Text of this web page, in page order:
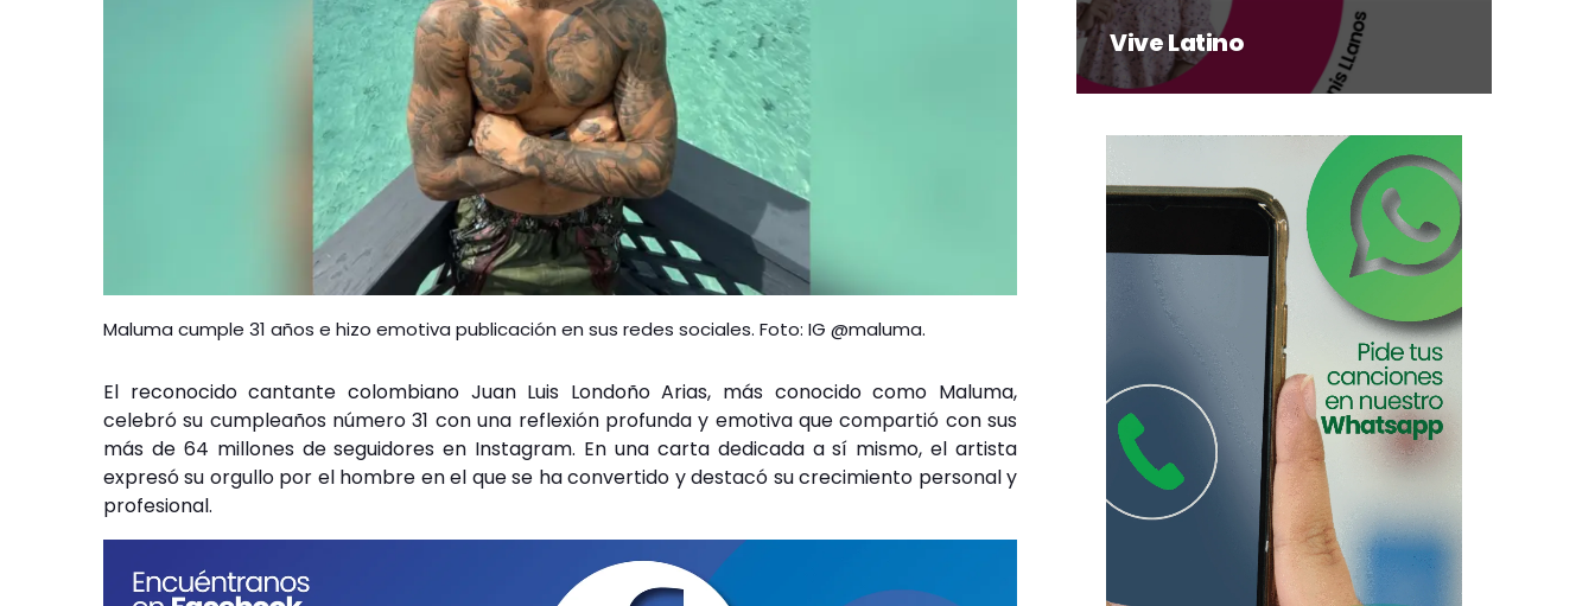
Maluma cumple 31 años e hizo emotiva publicación en sus redes sociales. Foto: IG @maluma.
El reconocido cantante colombiano Juan Luis Londoño Arias, más conocido como Maluma,
celebró su cumpleaños número 31 con una reflexión profunda y emotiva que compartió con sus
más de 64 millones de seguidores en Instagram. En una carta dedicada a sí mismo, el artista
expresó su orgullo por el hombre en el que se ha convertido y destacó su crecimiento personal y
profesional.
Vive Latino